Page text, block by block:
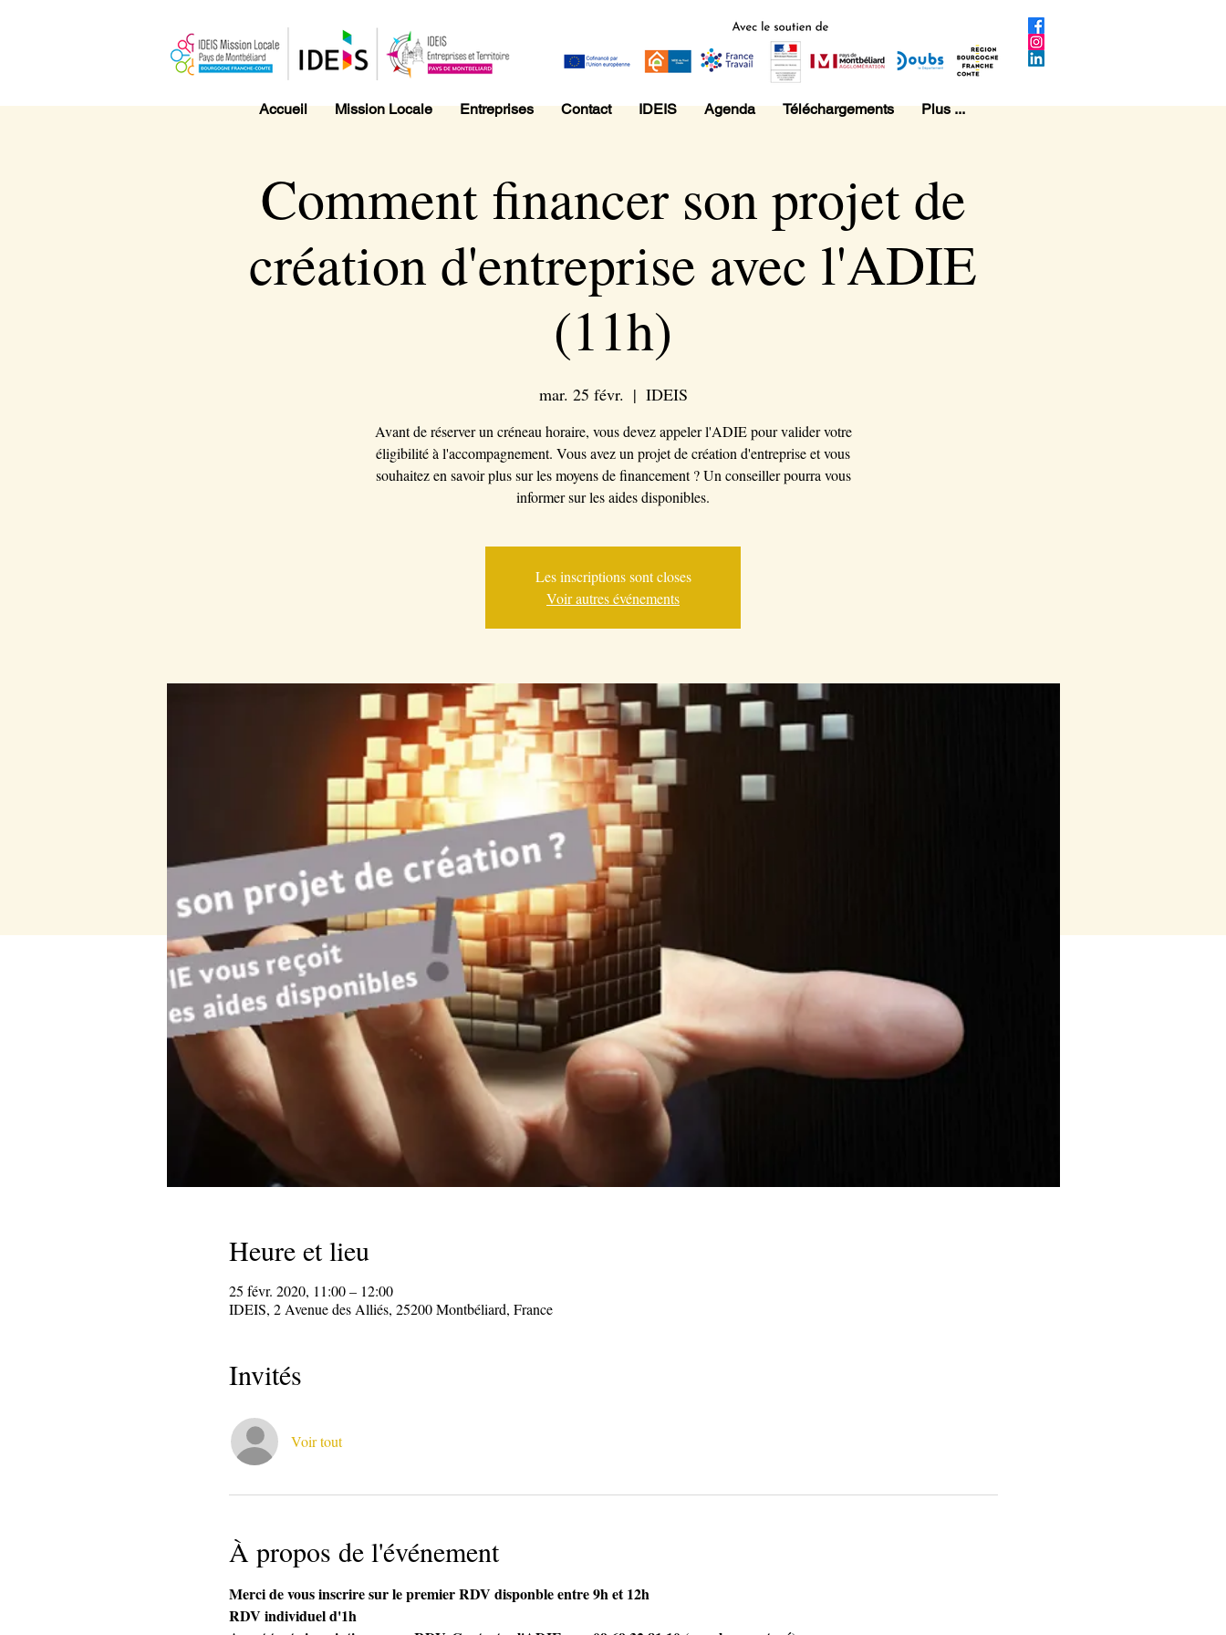
Comment financer son projet de
création d'entreprise avec l'ADIE
(11h)
mar. 25 févr.
  |
IDEIS
Avant de réserver un créneau horaire, vous devez appeler l'ADIE pour valider votre
éligibilité à l'accompagnement. Vous avez un projet de création d'entreprise et vous
souhaitez en savoir plus sur les moyens de financement ? Un conseiller pourra vous
informer sur les aides disponibles.
Les inscriptions sont closes
Voir autres événements
Heure et lieu
25 févr. 2020, 11:00 – 12:00
IDEIS, 2 Avenue des Alliés, 25200 Montbéliard, France
Invités
Voir tout
À propos de l'événement
Merci de vous inscrire sur le premier RDV disponble entre 9h et 12h
RDV individuel d'1h
Accueil Mission Locale Entreprises Contact IDEIS Agenda Téléchargements Plus ...